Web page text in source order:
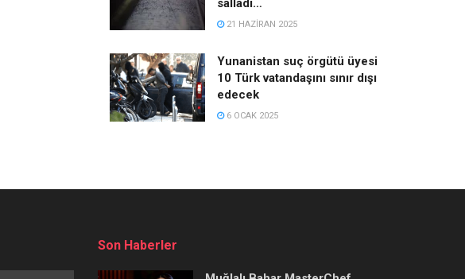
salladı…
21 HAZIRAN 2025
Yunanistan suç örgütü üyesi
10 Türk vatandaşını sınır dışı
edecek
6 OCAK 2025
Son Haberler